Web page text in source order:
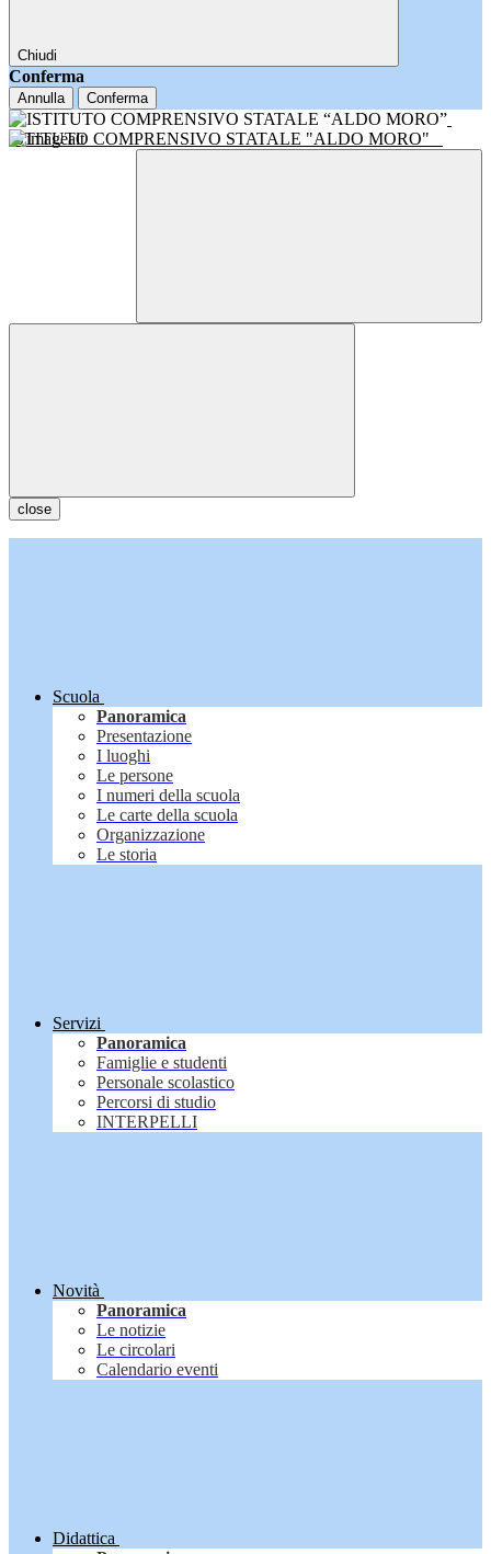
Chiudi
Conferma
Annulla Conferma
ISTITUTO COMPRENSIVO STATALE "ALDO MORO"
close
Scuola
Panoramica
Presentazione
I luoghi
Le persone
I numeri della scuola
Le carte della scuola
Organizzazione
Le storia
Servizi
Panoramica
Famiglie e studenti
Personale scolastico
Percorsi di studio
INTERPELLI
Novità
Panoramica
Le notizie
Le circolari
Calendario eventi
Didattica